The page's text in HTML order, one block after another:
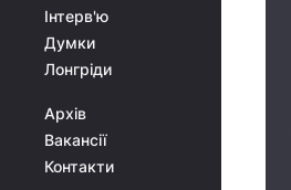
Інтерв'ю
Думки
Лонгріди
Архів
Вакансії
Контакти